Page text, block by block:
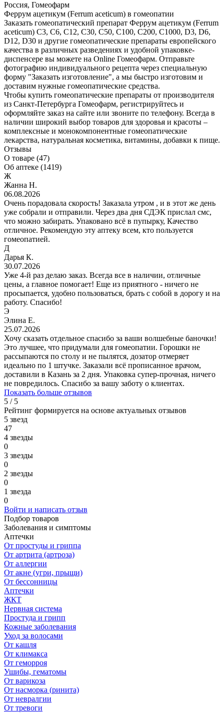
Россия, Гомеофарм
Феррум ацетикум (Ferrum aceticum) в гомеопатии
Заказать гомеопатический препарат Феррум ацетикум (Ferrum
aceticum) С3, С6, С12, С30, С50, С100, С200, С1000, D3, D6,
D12, D30 и другие гомеопатические препараты европейского
качества в различных разведениях и удобной упаковке-
диспенсере вы можете на Online Гомеофарм. Отправьте
фотографию индивидуального рецепта через специальную
форму "Заказать изготовление", а мы быстро изготовим и
доставим нужные гомеопатические средства.
Чтобы купить гомеопатические препараты от производителя
из Санкт-Петербурга Гомеофарм, регистрируйтесь и
оформляйте заказ на сайте или звоните по телефону. Всегда в
наличии широкий выбор товаров для здоровья и красоты –
комплексные и монокомпонентные гомеопатические
лекарства, натуральная косметика, витамины, добавки к пище.
Отзывы
О товаре (47)
Об аптеке (1419)
Ж
Жанна Н.
06.08.2026
Очень порадовала скорость! Заказала утром , и в этот же день
уже собрали и отправили. Через два дня СДЭК прислал смс,
что можно забирать. Упаковано всё в пупырку, Качество
отличное. Рекомендую эту аптеку всем, кто пользуется
гомеопатией.
Д
Дарья К.
30.07.2026
Уже 4-й раз делаю заказ. Всегда все в наличии, отличные
цены, а главное помогает! Еще из приятного - ничего не
просыпается, удобно пользоваться, брать с собой в дорогу и на
работу. Спасибо!
Э
Элина Е.
25.07.2026
Хочу сказать отдельное спасибо за ваши волшебные баночки!
Это лучшее, что придумали для гомеопатии. Горошки не
рассыпаются по столу и не пылятся, дозатор отмеряет
идеально по 1 штучке. Заказали всё прописанное врачом,
доставили в Казань за 2 дня. Упаковка супер-прочная, ничего
не повредилось. Спасибо за вашу заботу о клиентах.
Показать больше отзывов
5 / 5
Рейтинг формируется на основе актуальных отзывов
5 звезд
47
4 звезды
0
3 звезды
0
2 звезды
0
1 звезда
0
Войти и написать отзыв
Подбор товаров
Заболевания и симптомы
Аптечки
От простуды и гриппа
От артрита (артроза)
От аллергии
От акне (угри, прыщи)
От бессонницы
Аптечки
ЖКТ
Нервная система
Простуда и грипп
Кожные заболевания
Уход за волосами
От кашля
От климакса
От геморроя
Ушибы, гематомы
От варикоза
От насморка (ринита)
От невралгии
От тревоги